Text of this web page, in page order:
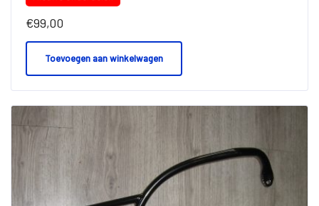
€99,00
Toevoegen aan winkelwagen